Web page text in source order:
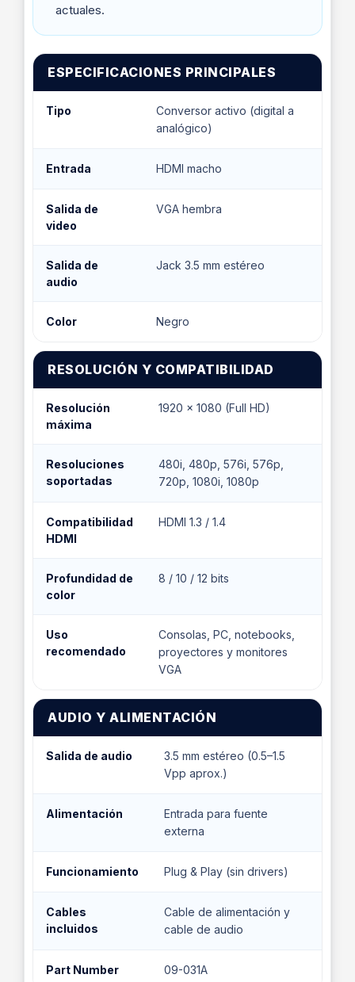
actuales.
ESPECIFICACIONES PRINCIPALES
Tipo
Conversor activo (digital a
analógico)
Entrada HDMI macho
Salida de
video
VGA hembra
Salida de
audio
Jack 3.5 mm estéreo
Color Negro
RESOLUCIÓN Y COMPATIBILIDAD
Resolución
máxima
1920 x 1080 (Full HD)
Resoluciones
soportadas
480i, 480p, 576i, 576p,
720p, 1080i, 1080p
Compatibilidad
HDMI
HDMI 1.3 / 1.4
Profundidad de
color
8 / 10 / 12 bits
Uso
recomendado
Consolas, PC, notebooks,
proyectores y monitores
VGA
AUDIO Y ALIMENTACIÓN
Salida de audio
3.5 mm estéreo (0.5–1.5
Vpp aprox.)
Alimentación
Entrada para fuente
externa
Funcionamiento Plug & Play (sin drivers)
Cables
incluidos
Cable de alimentación y
cable de audio
Part Number 09-031A